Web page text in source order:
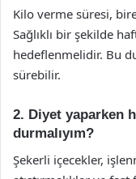
Kilo verme süresi,
Sağlıklı bir şekilde
hedeflenmelidir. Bu
sürebilir.
2. Diyet yaparken
durmalıyım?
Şekerli içecekler,